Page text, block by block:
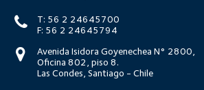
T: 56 2 24645700
F: 56 2 24645794
Avenida Isidora Goyenechea N° 2800,
Oficina 802, piso 8.
Las Condes, Santiago - Chile